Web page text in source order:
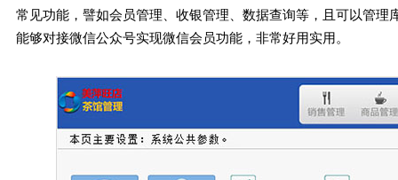
常见功能，譬如会员管理、收银管理、数据查询等，且可以管
能够对接微信公众号实现微信会员功能，非常好用实用。